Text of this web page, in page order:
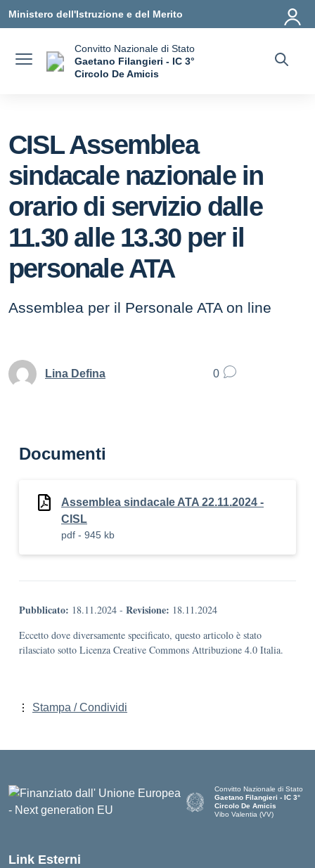
Ministero dell'Istruzione e del Merito
Convitto Nazionale di Stato
Gaetano Filangieri - IC 3°
Circolo De Amicis
CISL Assemblea
sindacale nazionale in
orario di servizio dalle
11.30 alle 13.30 per il
personale ATA
Assemblea per il Personale ATA on line
Lina Defina 0
Documenti
Assemblea sindacale ATA 22.11.2024 -
CISL
pdf - 945 kb
Pubblicato: 18.11.2024 - Revisione: 18.11.2024
Eccetto dove diversamente specificato, questo articolo è stato
rilasciato sotto Licenza Creative Commons Attribuzione 4.0 Italia.
Stampa / Condividi
Convitto Nazionale di Stato
Gaetano Filangieri - IC 3°
Circolo De Amicis
Vibo Valentia (VV)
Link Esterni